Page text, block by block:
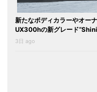
新たなボディカラーやオー
UX300hの新グレード
3日 ago